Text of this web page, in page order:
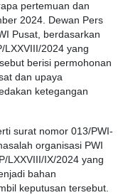
pertemuan dan
2024. Dewan Pers
Pusat, berdasarkan
LXXVIII/2024 yang
berisi permohonan
dan upaya
ketegangan
surat nomor 013/PWI-
organisasi PWI
LXXVIII/IX/2024 yang
bahan
keputusan tersebut.